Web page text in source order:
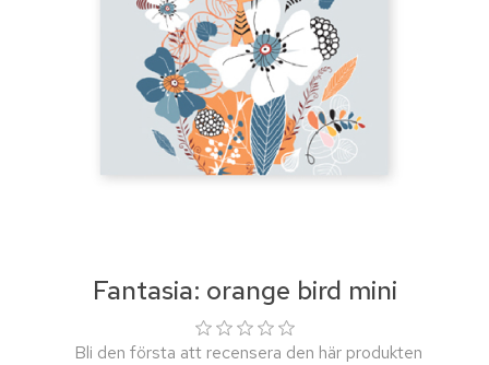
Fantasia: orange bird mini
Bli den första att recensera den här produkten